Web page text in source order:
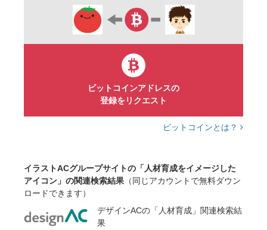
ビットコインアドレスの
登録をリクエスト
ビットコインとは？
イラストACグループサイトの「人材育成をイメージした
アイコン」の関連検索結果 （同じアカウントで無料ダウン
ロードできます）
デザインACの「人材育成」関連検索結
果